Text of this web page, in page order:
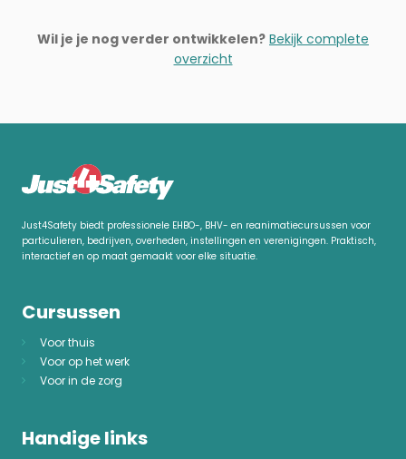
Wil je je nog verder ontwikkelen? Bekijk complete
overzicht
Just4Safety biedt professionele EHBO-, BHV- en reanimatiecursussen voor
particulieren, bedrijven, overheden, instellingen en verenigingen. Praktisch,
interactief en op maat gemaakt voor elke situatie.
Cursussen
Voor thuis
Voor op het werk
Voor in de zorg
Handige links